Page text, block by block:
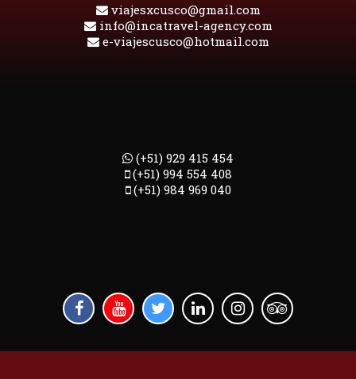
viajesxcusco@gmail.com
info@incatravel-agency.com
e-viajescusco@hotmail.com
(+51) 929 415 454
(+51) 994 554 408
(+51) 984 969 040